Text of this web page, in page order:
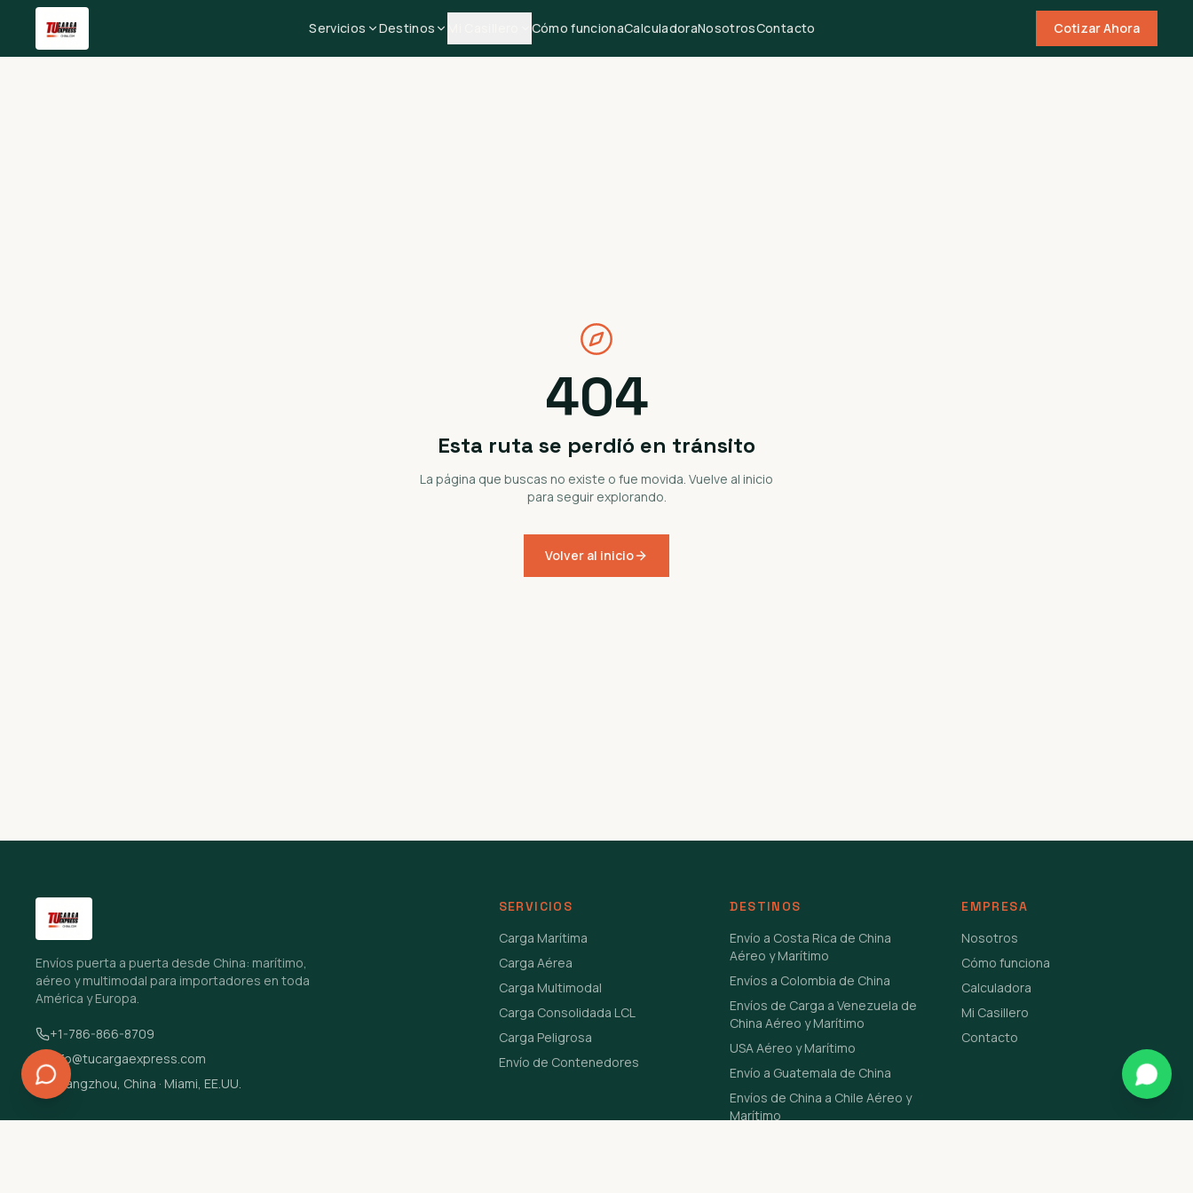
Servicios Destinos Cómo funcionaCalculadoraNosotrosContacto Cotizar Ahora
404
Esta ruta se perdió en tránsito
La página que buscas no existe o fue movida. Vuelve al inicio
para seguir explorando.
Volver al inicio
Envíos puerta a puerta desde China: marítimo,
aéreo y multimodal para importadores en toda
América y Europa.
+1-786-866-8709
info@tucargaexpress.com
Guangzhou, China · Miami, EE.UU.
SERVICIOS
Carga Marítima
Carga Aérea
Carga Multimodal
Carga Consolidada LCL
Carga Peligrosa
Envío de Contenedores
DESTINOS
Envío a Costa Rica de China
Aéreo y Marítimo
Envíos a Colombia de China
Envíos de Carga a Venezuela de
China Aéreo y Marítimo
USA Aéreo y Marítimo
Envío a Guatemala de China
Envíos de China a Chile Aéreo y
Marítimo
EMPRESA
Nosotros
Cómo funciona
Calculadora
Mi Casillero
Contacto